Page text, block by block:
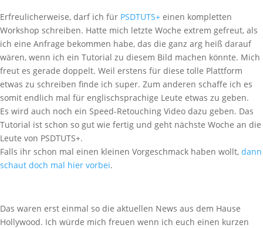
Erfreulicherweise, darf ich für PSDTUTS+ einen kompletten
Workshop schreiben. Hatte mich letzte Woche extrem gefreut, als
ich eine Anfrage bekommen habe, das die ganz arg heiß darauf
wären, wenn ich ein Tutorial zu diesem Bild machen könnte. Mich
freut es gerade doppelt. Weil erstens für diese tolle Plattform
etwas zu schreiben finde ich super. Zum anderen schaffe ich es
somit endlich mal für englischsprachige Leute etwas zu geben.
Es wird auch noch ein Speed-Retouching Video dazu geben. Das
Tutorial ist schon so gut wie fertig und geht nächste Woche an die
Leute von PSDTUTS+.
Falls ihr schon mal einen kleinen Vorgeschmack haben wollt, dann
schaut doch mal hier vorbei.
Das waren erst einmal so die aktuellen News aus dem Hause
Hollywood. Ich würde mich freuen wenn ich euch einen kurzen